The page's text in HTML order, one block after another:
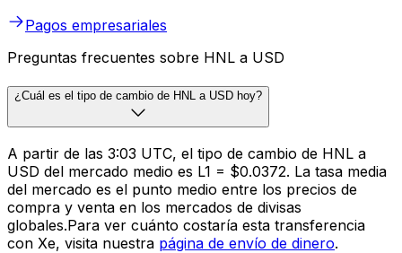
Pagos empresariales
Preguntas frecuentes sobre HNL a USD
¿Cuál es el tipo de cambio de HNL a USD hoy?
A partir de las 3:03 UTC, el tipo de cambio de HNL a
USD del mercado medio es L1 = $0.0372. La tasa media
del mercado es el punto medio entre los precios de
compra y venta en los mercados de divisas
globales.Para ver cuánto costaría esta transferencia
con Xe, visita nuestra página de envío de dinero.